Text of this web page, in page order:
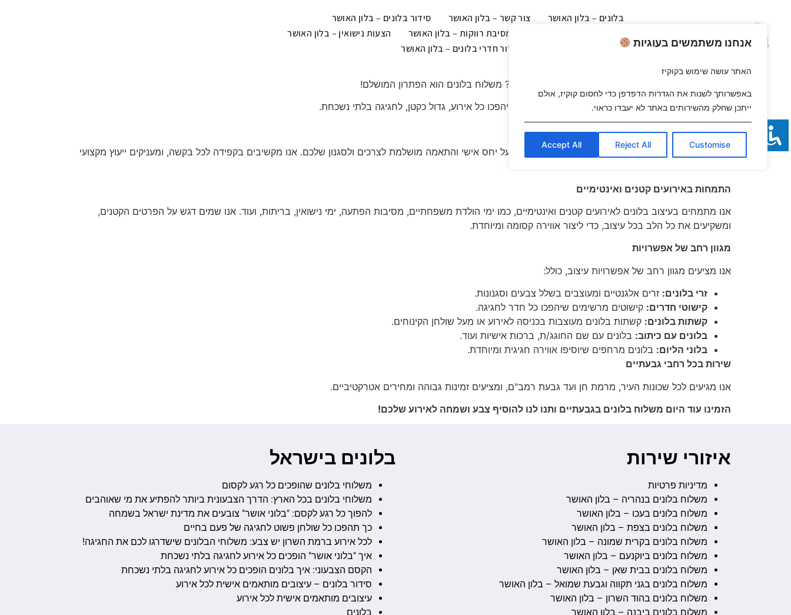
אנחנו משתמשים בעוגיות
האתר עושה שימוש בקוקיז
באפשרותך לשנות את הגדרות הדפדפן כדי לחסום קוקיז, אולם
ייתכן שחלק מהשירותים באתר לא יעבדו כראוי.
Customise
Reject All
Accept All
בלונים – בלון האושר צור קשר – בלון האושר
סידור בלונים – בלון האושר
עיצוב מסיבת רווקות – בלון האושר
הצעות נישואין – בלון האושר
עיצוב וסידור חדרי בלונים – בלון האושר
מחפשים דרך מקורית ומרגשת להפתיע ולחגוג בגבעתיים? משלוח בלונים הוא הפתרון המושלם!
אנו מתמחים ביצירת עיצובי בלונים מודרניים ויצירתיים, שיהפכו כל אירוע, גדול כקטן, לחגיגה בלתי נשכחת.
שירות איכותי ומותאם אישית
אנו מציעים שירות משלוחי בלונים איכותי ואדיב, עם דגש על יחס אישי והתאמה מושלמת לצרכים ולסגנון שלכם. אנו מקשיבים בקפידה לכל בקשה, ומעניקים ייעוץ מקצועי
התמחות באירועים קטנים ואינטימיים
אנו מתמחים בעיצוב בלונים לאירועים קטנים ואינטימיים, כמו ימי הולדת משפחתיים, מסיבות הפתעה, ימי נישואין, בריתות, ועוד. אנו שמים דגש על הפרטים הקטנים,
ומשקיעים את כל הלב בכל עיצוב, כדי ליצור אווירה קסומה ומיוחדת.
מגוון רחב של אפשרויות
אנו מציעים מגוון רחב של אפשרויות עיצוב, כולל:
זרי בלונים: זרים אלגנטיים ומעוצבים בשלל צבעים וסגנונות.
קישוטי חדרים: קישוטים מרשימים שיהפכו כל חדר לחגיגה.
קשתות בלונים: קשתות בלונים מעוצבות בכניסה לאירוע או מעל שולחן הקינוחים.
בלונים עם כיתוב: בלונים עם שם החוגג/ת, ברכות אישיות ועוד.
בלוני הליום: בלונים מרחפים שיוסיפו אווירה חגיגית ומיוחדת.
שירות בכל רחבי גבעתיים
אנו מגיעים לכל שכונות העיר, מרמת חן ועד גבעת רמב"ם, ומציעים זמינות גבוהה ומחירים אטרקטיביים.
הזמינו עוד היום משלוח בלונים בגבעתיים ותנו לנו להוסיף צבע ושמחה לאירוע שלכם!
איזורי שירות
מדיניות פרטיות
משלוח בלונים בנהריה – בלון האושר
משלוח בלונים בעכו – בלון האושר
משלוח בלונים בצפת – בלון האושר
משלוח בלונים בקרית שמונה – בלון האושר
משלוח בלונים ביוקנעם – בלון האושר
משלוח בלונים בבית שאן – בלון האושר
משלוח בלונים בגני תקווה וגבעת שמואל – בלון האושר
משלוח בלונים בהוד השרון – בלון האושר
משלוח בלונים ביבנה – בלון האושר
בלונים בישראל
משלוחי בלונים שהופכים כל רגע לקסום
משלוחי בלונים בכל הארץ: הדרך הצבעונית ביותר להפתיע את מי שאוהבים
להפוך כל רגע לקסם: "בלוני אושר" צובעים את מדינת ישראל בשמחה
כך תהפכו כל שולחן פשוט לחגיגה של פעם בחיים
לכל אירוע ברמת השרון יש צבע: משלוחי הבלונים שישדרגו לכם את החגיגה!
איך "בלוני אושר" הופכים כל אירוע לחגיגה בלתי נשכחת
הקסם הצבעוני: איך בלונים הופכים כל אירוע לחגיגה בלתי נשכחת
סידור בלונים – עיצובים מותאמים אישית לכל אירוע
עיצובים מותאמים אישית לכל אירוע
בלונים